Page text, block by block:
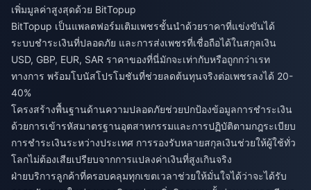
เพิ่มมูลค่าสูงสุดด้วย BitTopup
BitTopup เป็นแพลตฟอร์มเติมเพชรชั้นนำด้วยราคาที่แข่งขันได้
ระบบชำระเงินที่ปลอดภัย และการส่งเพชรที่เชื่อถือได้ในสกุลเงิน
USD, GBP, EUR, SAR ราคาของที่นี่มักจะเท่ากับหรือถูกกว่าเรท
ทางการ พร้อมโบนัสโปรโมชันที่ช่วยลดต้นทุนจริงต่อเพชรลงได้ 20-
40%
โครงสร้างพื้นฐานด้านความปลอดภัยช่วยปกป้องข้อมูลการชำระเงิน
ด้วยการเข้ารหัสมาตรฐานอุตสาหกรรมและการปฏิบัติตามกฎระเบียบ
การชำระเงินระหว่างประเทศ การรองรับหลายสกุลเงินช่วยให้ผู้ใช้ทั่ว
โลกไม่ต้องเสียเปรียบจากการแปลงค่าเงินที่สูงเกินจริง
ฝ่ายบริการลูกค้าที่ครอบคลุมทุกเขตเวลาช่วยให้มั่นใจได้ว่าจะได้รับ